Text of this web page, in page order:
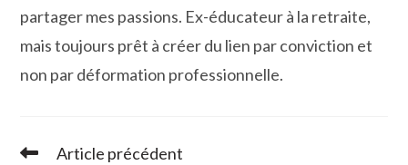
partager mes passions. Ex-éducateur à la retraite,
mais toujours prêt à créer du lien par conviction et
non par déformation professionnelle.
Read
Article précédent